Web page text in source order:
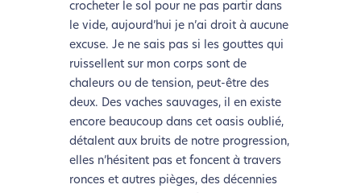
crocheter le sol pour ne pas partir dans
le vide, aujourd’hui je n’ai droit à aucune
excuse. Je ne sais pas si les gouttes qui
ruissellent sur mon corps sont de
chaleurs ou de tension, peut-être des
deux. Des vaches sauvages, il en existe
encore beaucoup dans cet oasis oublié,
détalent aux bruits de notre progression,
elles n’hésitent pas et foncent à travers
ronces et autres pièges, des décennies